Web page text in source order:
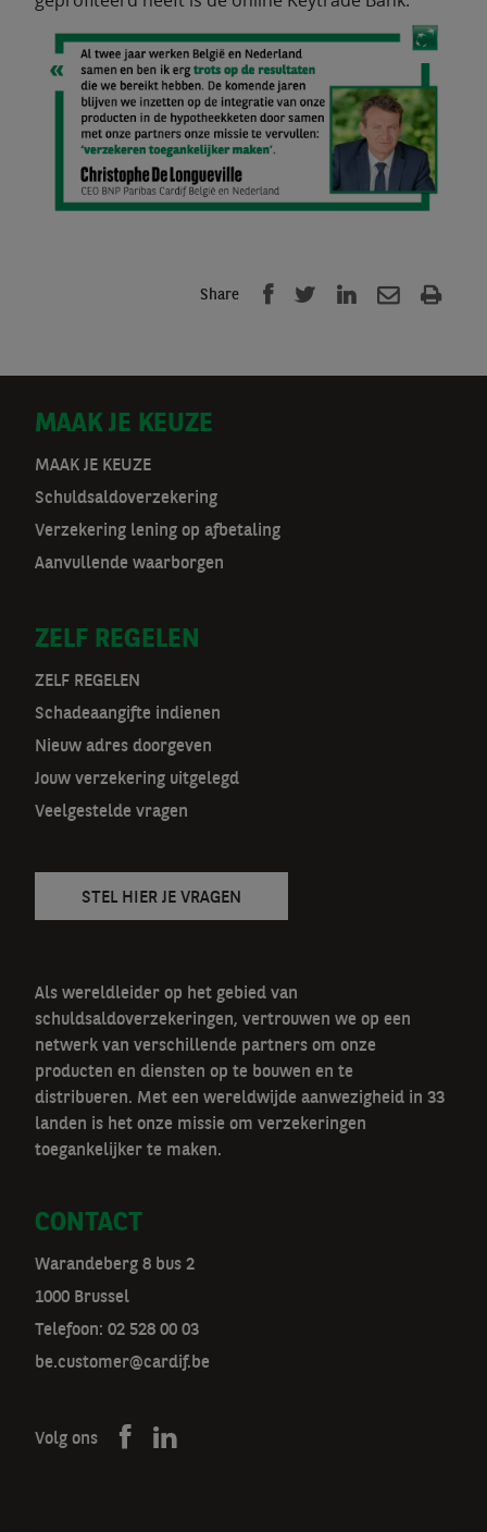
Share
D
o
o
r
a
t
n
a
v
MAAK JE KEUZE
MAAK JE KEUZE
Schuldsaldoverzekering
Verzekering lening op afbetaling
Aanvullende waarborgen
ZELF REGELEN
ZELF REGELEN
Schadeaangifte indienen
Nieuw adres doorgeven
Jouw verzekering uitgelegd
Veelgestelde vragen
STEL HIER JE VRAGEN
Als wereldleider op het gebied van
schuldsaldoverzekeringen, vertrouwen we op een
netwerk van verschillende partners om onze
producten en diensten op te bouwen en te
distribueren. Met een wereldwijde aanwezigheid in 33
landen is het onze missie om verzekeringen
toegankelijker te maken.
CONTACT
Warandeberg 8 bus 2
1000 Brussel
Telefoon: 02 528 00 03
be.customer@cardif.be
Volg ons